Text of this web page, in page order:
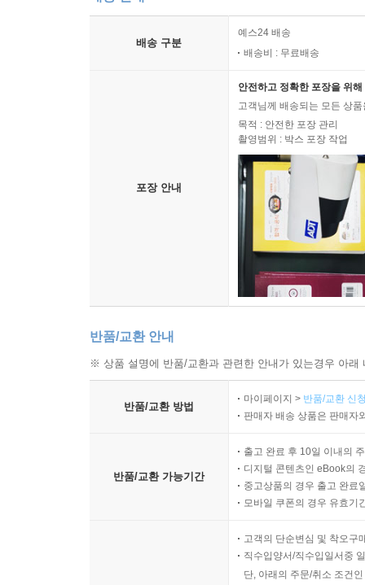
배송 구분
예스24 배송
배송비 : 무료배송
포장 안내
안전하고 정확한 포장을 위
고객님께 배송되는 모든 상
목적 : 안전한 포장 관리
촬영범위 : 박스 포장 작업
반품/교환 안내
※ 상품 설명에 반품/교환과 관련한 안내가 있는경우 아
반품/교환 방법
마이페이지 > 반품/교환 신
판매자 배송 상품은 판매자
반품/교환 가능기간
출고 완료 후 10일 이내의
디지털 콘텐츠인 eBook의
중고상품의 경우 출고 완료
모바일 쿠폰의 경우 유효기
고객의 단순변심 및 착오구
직수입양서/직수입일서중
단, 아래의 주문/취소 조건